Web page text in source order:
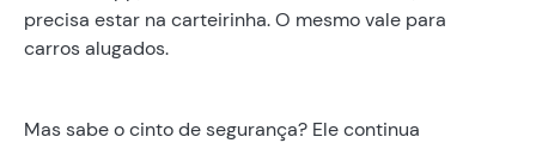
precisa estar na carteirinha. O mesmo vale para
carros alugados.
Mas sabe o cinto de segurança? Ele continua